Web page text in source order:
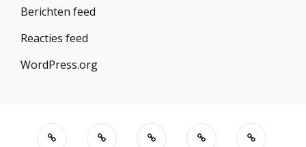
Berichten feed
Reacties feed
WordPress.org